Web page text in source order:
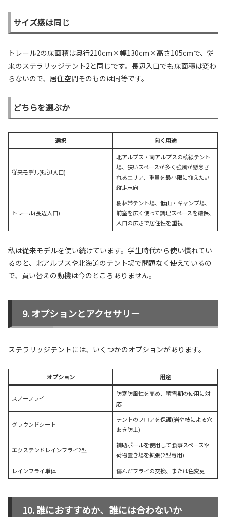
サイズ感は同じ
トレール2の床面積は奥行210cm×幅130cm×高さ105cmで、従
来のステラリッジテント2と同じです。長辺入口でも床面積は変わ
らないので、居住空間そのものは同等です。
どちらを選ぶか
選択 向く用途
従来モデル(短辺入口)
北アルプス・南アルプスの稜線テント
場、狭いスペースが多く強風が懸念さ
れるエリア、重量を最小限に抑えたい
縦走志向
トレール(長辺入口)
樹林帯テント場、低山・キャンプ場、
前室を広く使って調理スペースを確保、
入口の広さで居住性を重視
私は従来モデルを使い続けています。学生時代から使い慣れてい
るのと、北アルプスや北海道のテント場で問題なく使えているの
で、買い替えの動機は今のところありません。
オプションとアクセサリー
ステラリッジテントには、いくつかのオプションがあります。
オプション 用途
スノーフライ
防寒防風性を高め、積雪期の使用に対
応
グラウンドシート
テントのフロアを保護(岩や枝による穴
あき防止)
エクステンドレインフライ2型
補助ポールを使用して食事スペースや
荷物置き場を拡張(2型専用)
レインフライ単体
傷んだフライの交換、または色変更
誰におすすめか、誰には合わないか